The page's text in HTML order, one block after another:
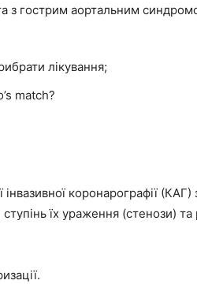
з гострим аортальним
лікування;
match?
коронарографії
їх ураження (стенози)